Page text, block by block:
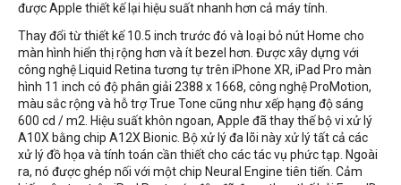
được Apple thiết kế lại hiệu suất nhanh hơn cả máy tính.
Thay đổi từ thiết kế 10.5 inch trước đó và loại bỏ nút Home cho
màn hình hiển thị rộng hơn và ít bezel hơn. Được xây dựng với
công nghệ Liquid Retina tương tự trên iPhone XR, iPad Pro màn
hình 11 inch có độ phân giải 2388 x 1668, công nghệ ProMotion,
màu sắc rộng và hỗ trợ True Tone cũng như xếp hạng độ sáng
600 cd / m2. Hiệu suất khôn ngoan, Apple đã thay thế bộ vi xử lý
A10X bằng chip A12X Bionic. Bộ xử lý đa lõi này xử lý tất cả các
xử lý đồ họa và tính toán cần thiết cho các tác vụ phức tạp. Ngoài
ra, nó được ghép nối với một chip Neural Engine tiên tiến. Cảm